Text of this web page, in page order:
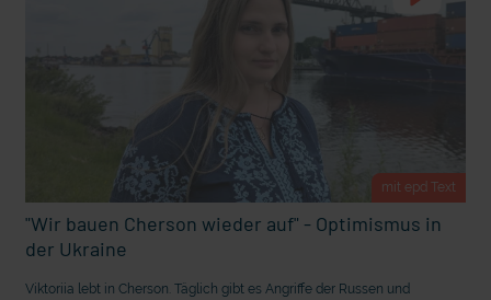
mit epd Text
"Wir bauen Cherson wieder auf" - Optimismus in
der Ukraine
Viktoriia lebt in Cherson. Täglich gibt es Angriffe der Russen und